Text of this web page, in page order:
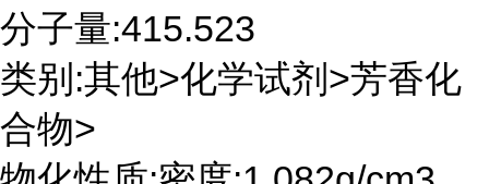
分子量:415.523
类别:其他>化学试剂>芳香化
合物>